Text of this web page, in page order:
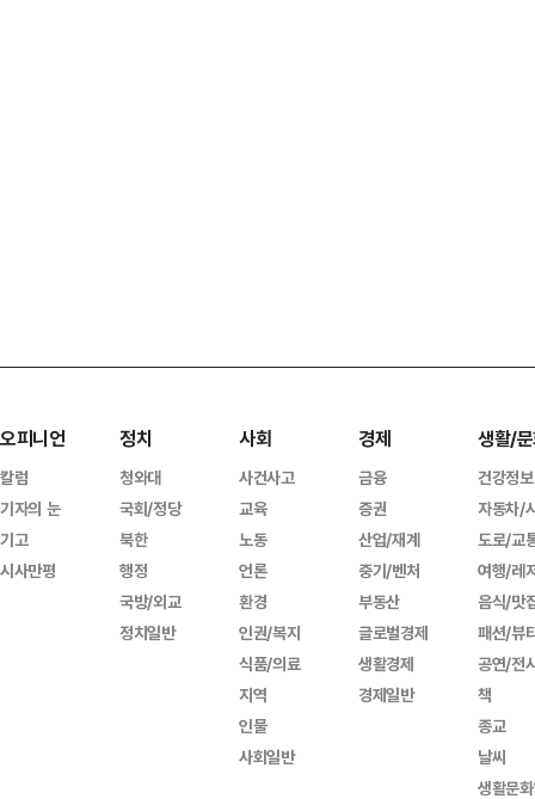
오피니언
칼럼
기자의 눈
기고
시사만평
정치
청와대
국회/정당
북한
행정
국방/외교
정치일반
사회
사건사고
교육
노동
언론
환경
인권/복지
식품/의료
지역
인물
사회일반
경제
금융
증권
산업/재계
중기/벤처
부동산
글로벌경제
생활경제
경제일반
생활/
건강정보
자동차/
도로/교
여행/레
음식/맛
패션/뷰
공연/전
책
종교
날씨
생활문